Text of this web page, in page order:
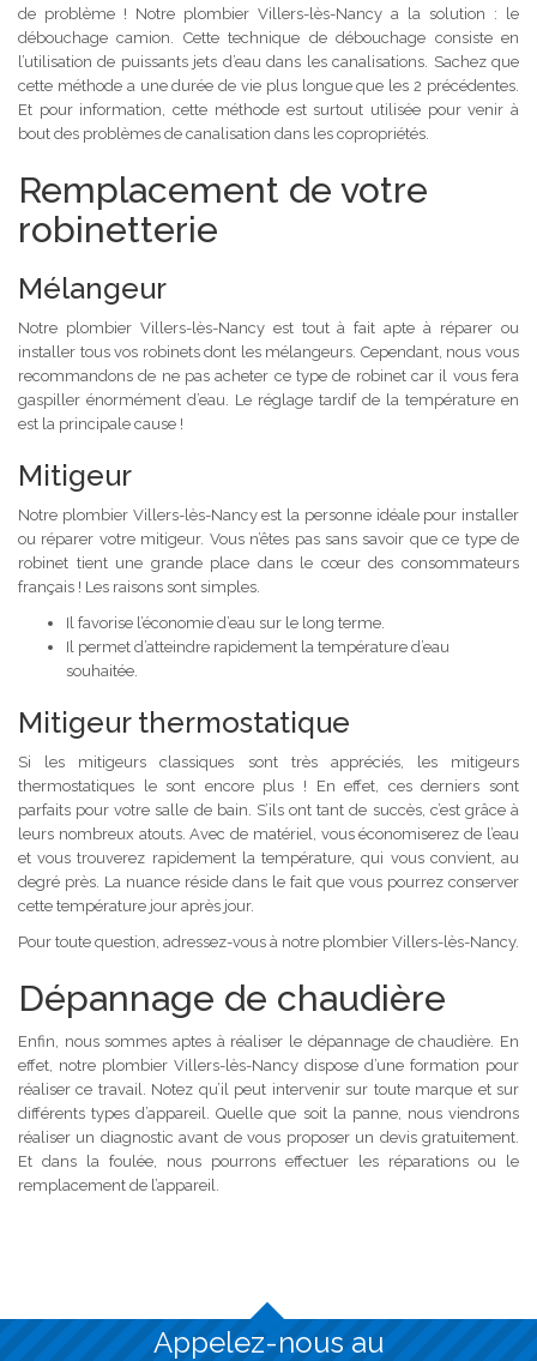
de problème ! Notre plombier Villers-lès-Nancy a la solution : le
débouchage camion. Cette technique de débouchage consiste en
l’utilisation de puissants jets d’eau dans les canalisations. Sachez que
cette méthode a une durée de vie plus longue que les 2 précédentes.
Et pour information, cette méthode est surtout utilisée pour venir à
bout des problèmes de canalisation dans les copropriétés.
Remplacement de votre
robinetterie
Mélangeur
Notre plombier Villers-lès-Nancy est tout à fait apte à réparer ou
installer tous vos robinets dont les mélangeurs. Cependant, nous vous
recommandons de ne pas acheter ce type de robinet car il vous fera
gaspiller énormément d’eau. Le réglage tardif de la température en
est la principale cause !
Mitigeur
Notre plombier Villers-lès-Nancy est la personne idéale pour installer
ou réparer votre mitigeur. Vous n’êtes pas sans savoir que ce type de
robinet tient une grande place dans le cœur des consommateurs
français ! Les raisons sont simples.
Il favorise l’économie d’eau sur le long terme.
Il permet d’atteindre rapidement la température d’eau
souhaitée.
Mitigeur thermostatique
Si les mitigeurs classiques sont très appréciés, les mitigeurs
thermostatiques le sont encore plus ! En effet, ces derniers sont
parfaits pour votre salle de bain. S’ils ont tant de succès, c’est grâce à
leurs nombreux atouts. Avec de matériel, vous économiserez de l’eau
et vous trouverez rapidement la température, qui vous convient, au
degré près. La nuance réside dans le fait que vous pourrez conserver
cette température jour après jour.
Pour toute question, adressez-vous à notre plombier Villers-lès-Nancy.
Dépannage de chaudière
Enfin, nous sommes aptes à réaliser le dépannage de chaudière. En
effet, notre plombier Villers-lès-Nancy dispose d’une formation pour
réaliser ce travail. Notez qu’il peut intervenir sur toute marque et sur
différents types d’appareil. Quelle que soit la panne, nous viendrons
réaliser un diagnostic avant de vous proposer un devis gratuitement.
Et dans la foulée, nous pourrons effectuer les réparations ou le
remplacement de l’appareil.
Appelez-nous au